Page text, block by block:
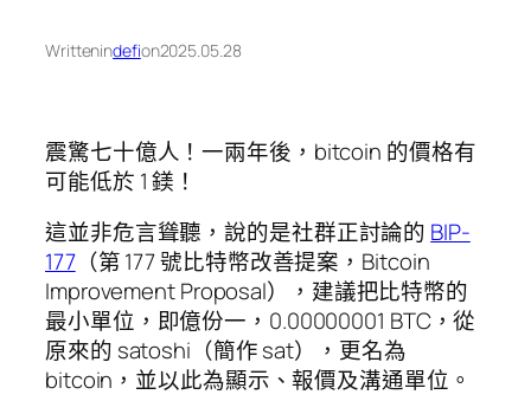
Writtenindefion2025.05.28
震驚七十億人！一兩年後，bitcoin 的價格有
可能低於 1 鎂！
這並非危言聳聽，說的是社群正討論的 BIP-
177（第 177 號比特幣改善提案，Bitcoin
Improvement Proposal），建議把比特幣的
最小單位，即億份一，0.00000001 BTC，從
原來的 satoshi（簡作 sat），更名為
bitcoin，並以此為顯示、報價及溝通單位。